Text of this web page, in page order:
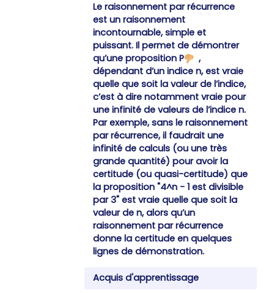
Le raisonnement par récurrence
est un raisonnement
incontournable, simple et
puissant. Il permet de démontrer
qu’une proposition P
,
dépendant d’un indice n, est vraie
quelle que soit la valeur de l’indice,
c’est à dire notamment vraie pour
une infinité de valeurs de l’indice n.
Par exemple, sans le raisonnement
par récurrence, il faudrait une
infinité de calculs (ou une très
grande quantité) pour avoir la
certitude (ou quasi-certitude) que
la proposition "4^n - 1 est divisible
par 3" est vraie quelle que soit la
valeur de n, alors qu’un
raisonnement par récurrence
donne la certitude en quelques
lignes de démonstration.
Acquis d'apprentissage